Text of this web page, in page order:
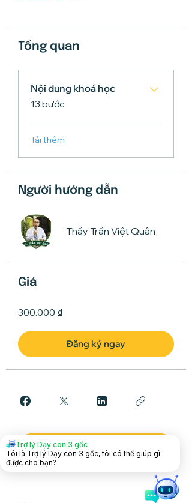
Tổng quan
Nội dung khoá học
.13 bước
Tải thêm
Người hướng dẫn
Thầy Trần Việt Quân
Giá
300.000 ₫
Đăng ký ngay
Tham gia
Trợ lý Dạy con 3 gốc
Tôi là Trợ lý Dạy con 3 gốc, tôi có thể giúp gì
được cho bạn?